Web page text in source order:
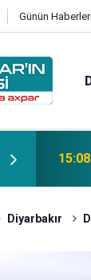
Günün
14:51
Diyarbakır